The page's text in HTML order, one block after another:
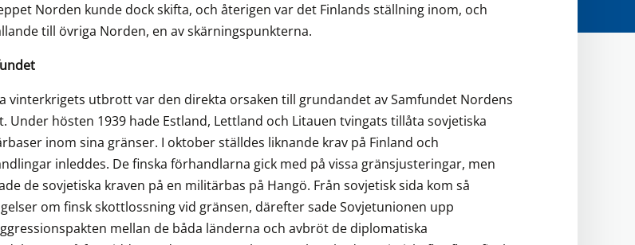
Norden kunde dock skifta, och återigen var det Finlands ställning inom, och
till övriga Norden, en av skärningspunkterna.
vinterkrigets utbrott var den direkta orsaken till grundandet av Samfundet Nordens
Under hösten 1939 hade Estland, Lettland och Litauen tvingats tillåta sovjetiska
inom sina gränser. I oktober ställdes liknande krav på Finland och
inleddes. De finska förhandlarna gick med på vissa gränsjusteringar, men
de sovjetiska kraven på en militärbas på Hangö. Från sovjetisk sida kom så
om finsk skottlossning vid gränsen, därefter sade Sovjetunionen upp
mellan de båda länderna och avbröt de diplomatiska